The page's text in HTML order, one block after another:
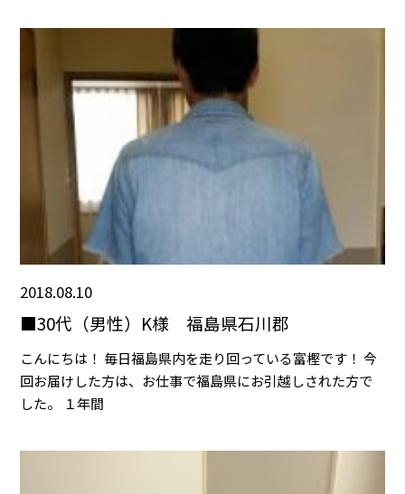
2018.08.10
■30代（男性）K様 福島県石川郡
こんにちは！ 毎日福島県内を走り回っている富樫です！ 今
回お届けした方は、お仕事で福島県にお引越しされた方で
した。 １年間